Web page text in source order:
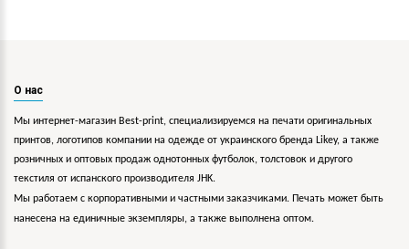
О нас
Мы интернет-магазин Best-print, специализируемся на печати оригинальных
принтов, логотипов компании на одежде от украинского бренда Likey, а также
розничных и оптовых продаж однотонных футболок, толстовок и другого
текстиля от испанского производителя JHK.
Мы работаем с корпоративными и частными заказчиками. Печать может быть
нанесена на единичные экземпляры, а также выполнена оптом.